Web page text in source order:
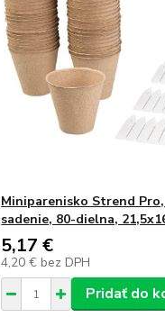
Miniparenisko Strend Pro,
sadenie, 80-dielna,
5,17 €
4,20 € bez DPH
Pridať do